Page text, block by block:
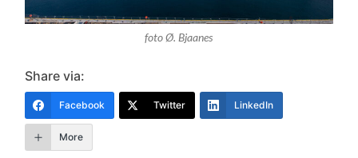
foto Ø. Bjaanes
Share via:
Facebook Twitter LinkedIn
More